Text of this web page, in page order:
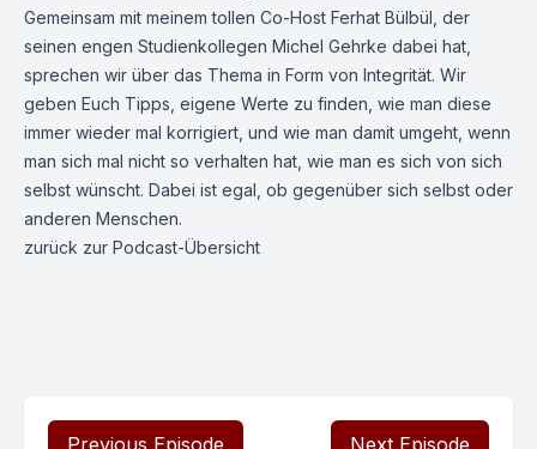
Gemeinsam mit meinem tollen Co-Host Ferhat Bülbül, der
seinen engen Studienkollegen Michel Gehrke dabei hat,
sprechen wir über das Thema in Form von Integrität. Wir
geben Euch Tipps, eigene Werte zu finden, wie man diese
immer wieder mal korrigiert, und wie man damit umgeht, wenn
man sich mal nicht so verhalten hat, wie man es sich von sich
selbst wünscht. Dabei ist egal, ob gegenüber sich selbst oder
anderen Menschen.
zurück zur Podcast-Übersicht
Previous Episode Next Episode